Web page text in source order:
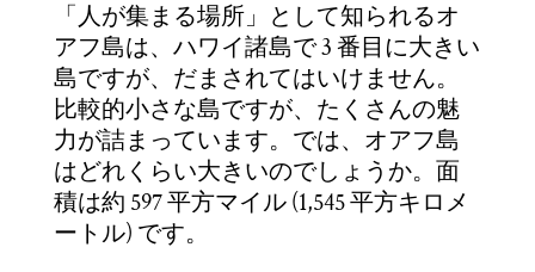
「人が集まる場所」として知られるオ
アフ島は、ハワイ諸島で 3 番目に大きい
島ですが、だまされてはいけません。
比較的小さな島ですが、たくさんの魅
力が詰まっています。では、オアフ島
はどれくらい大きいのでしょうか。面
積は約 597 平方マイル (1,545 平方キロメ
ートル) です。